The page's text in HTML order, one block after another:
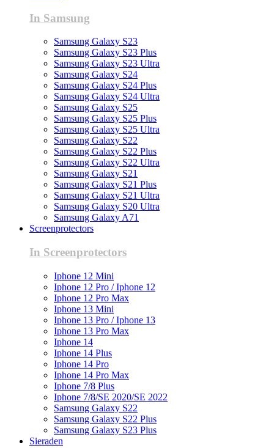
In Samsung
Samsung Galaxy S23
Samsung Galaxy S23 Plus
Samsung Galaxy S23 Ultra
Samsung Galaxy S24
Samsung Galaxy S24 Plus
Samsung Galaxy S24 Ultra
Samsung Galaxy S25
Samsung Galaxy S25 Plus
Samsung Galaxy S25 Ultra
Samsung Galaxy S22
Samsung Galaxy S22 Plus
Samsung Galaxy S22 Ultra
Samsung Galaxy S21
Samsung Galaxy S21 Plus
Samsung Galaxy S21 Ultra
Samsung Galaxy S20 Ultra
Samsung Galaxy A71
Screenprotectors
In Screenprotectors
Iphone 12 Mini
Iphone 12 Pro / Iphone 12
Iphone 12 Pro Max
Iphone 13 Mini
Iphone 13 Pro / Iphone 13
Iphone 13 Pro Max
Iphone 14
Iphone 14 Plus
Iphone 14 Pro
Iphone 14 Pro Max
Iphone 7/8 Plus
Iphone 7/8/SE 2020/SE 2022
Samsung Galaxy S22
Samsung Galaxy S22 Plus
Samsung Galaxy S23 Plus
Sieraden